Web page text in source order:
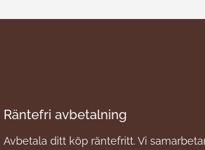
Räntefri avbetalning
Avbetala ditt köp räntefritt. Vi